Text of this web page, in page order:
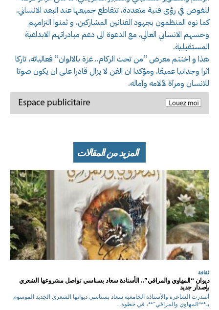
للغوص في رؤى فنية متعددة، تتقاطع جميعها عند البعد الانساني.
كما نوه المنظمون بجهود الفنانين المشاركين، و ثمنوا التزامهم
وحسهم الانساني العالي، مع الدعوة الى دعم مبادراتهم الابداعية
المستقبلية.
هذا و اختتم معرض “من تحت الركام.. غزة بالالوان” فعالياته، تاركا
اثرا وجدانيا عميقا، ومؤكدا ان الفن لا يزال قادرا على ان يكون صوتا
للانسان ومرآة لآلامه وآماله.
المزيد من المقالات
ثقافة
ديوان “المهاوي والمراقي”.. الأستاذة سعاد بسناسي تواصل مشروعها الشعري
بإصدار جديد
أصدرت الشاعرة والأستاذة الجامعية سعاد بسناسي ديوانها الشعري الجديد الموسوم
بـ**“المهاوي والمراقي”**، في خطوة...